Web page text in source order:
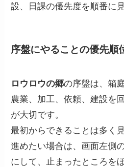
設、日課の優先度を順番に
序盤にやることの優先順
ロウロウの郷の序盤は、箱
農業、加工、依頼、建設を
が大切です。
最初からできることは多く
進めたい場合は、画面左側
にして、止まったところを